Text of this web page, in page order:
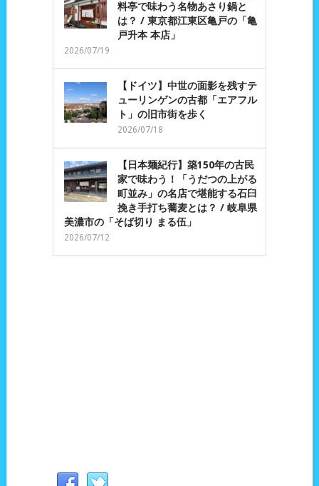
料亭で味わう名物あさり鍋と
は？ / 東京都江東区亀戸の「亀
戸升本 本店」
2026/07/19
【ドイツ】中世の面影を残すテ
ューリンゲンの古都「エアフル
ト」の旧市街を歩く
2026/07/18
【日本麺紀行】築150年の古民
家で味わう！「うだつの上がる
町並み」の名店で堪能する石臼
挽き手打ち蕎麦とは？ / 岐阜県
美濃市の「そば切り まる伍」
2026/07/12